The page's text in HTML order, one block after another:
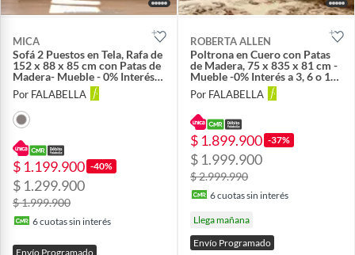
MICA
Sofá 2 Puestos en Tela, Rafa de
152 x 88 x 85 cm con Patas de
Madera- Mueble - 0% Interés a
3, 6 o 12 Cuotas Pagando con
tu CMR Banco Falabella
Por FALABELLA
$ 1.199.900 -40%
$ 1.299.900
$ 1.999.900
6cuotas sin interés
Envío Programado
ROBERTA ALLEN
Poltrona en Cuero con Patas
de Madera, 75 x 835 x 81 cm -
Mueble -0% Interés a 3, 6 o 12
Cuotas Pagando con tu CMR
Banco Falabella
Por FALABELLA
$ 1.899.900 -37%
$ 1.999.900
$ 2.999.990
6cuotas sin interés
Llega mañana
Envío Programado